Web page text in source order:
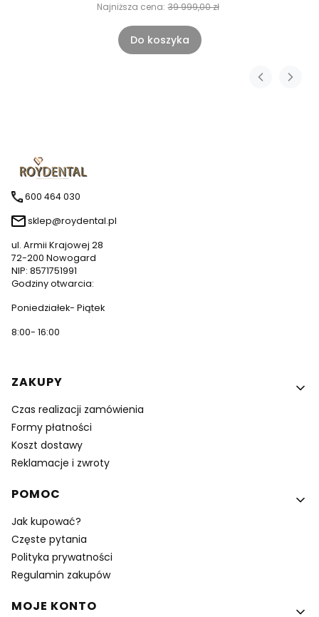
Najniższa cena: 39 999,00 zł
Do koszyka
600 464 030
sklep@roydental.pl
ul. Armii Krajowej 28
72-200 Nowogard
NIP: 8571751991
Godziny otwarcia:
Poniedziałek- Piątek
8:00- 16:00
Linki w stopce
ZAKUPY
Czas realizacji zamówienia
Formy płatności
Koszt dostawy
Reklamacje i zwroty
POMOC
Jak kupować?
Częste pytania
Polityka prywatności
Regulamin zakupów
MOJE KONTO